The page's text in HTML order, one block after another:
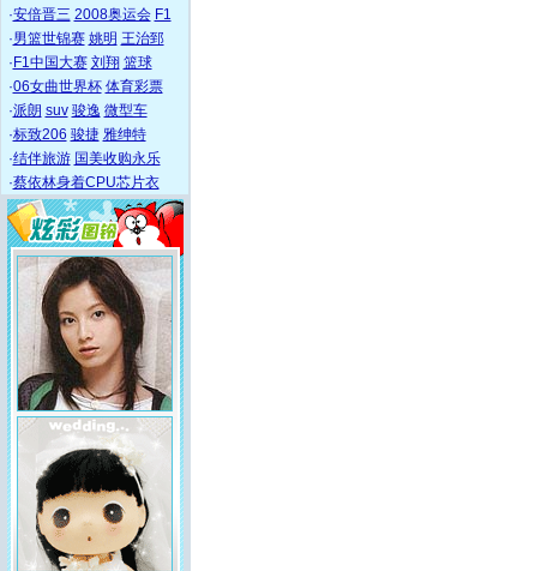
·安倍晋三 2008奥运会 F1
·男篮世锦赛 姚明 王治郅
· F1中国大赛 刘翔 篮球
·06女曲世界杯 体育彩票
·派朗 suv 骏逸 微型车
·标致206 骏捷 雅绅特
·结伴旅游 国美收购永乐
·蔡依林身着CPU芯片衣